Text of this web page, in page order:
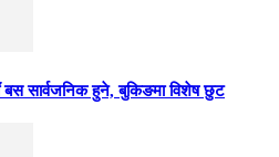
बस सार्वजनिक हुने, बुकिङमा विशेष छुट